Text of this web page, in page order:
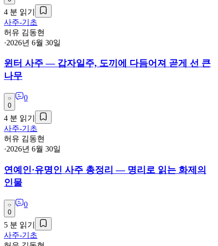
4 분 읽기
사주-기초
허유 김동현
·2026년 6월 30일
윈터 사주 — 갑자일주, 도끼에 다듬어져 곧게 선 큰
나무
0
0
4 분 읽기
사주-기초
허유 김동현
·2026년 6월 30일
연예인·유명인 사주 총정리 — 명리로 읽는 화제의
인물
0
0
5 분 읽기
사주-기초